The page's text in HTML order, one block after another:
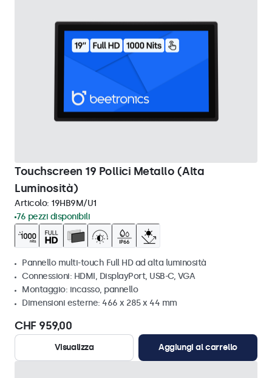
Touchscreen 19 Pollici Metallo (Alta
Luminosità)
Articolo: 19HB9M/U1
76 pezzi disponibili
Pannello multi-touch Full HD ad alta luminosità
Connessioni: HDMI, DisplayPort, USB-C, VGA
Montaggio: incasso, pannello
Dimensioni esterne: 466 x 285 x 44 mm
CHF 959,00
Visualizza Aggiungi al carrello